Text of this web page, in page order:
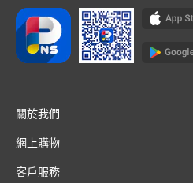
關於我們
網上購物
客戶服務